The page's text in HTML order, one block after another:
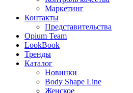
Маркетинг
Контакты
Представительства
Opium Team
LookBook
Тренды
Каталог
Новинки
Body Shape Line
Женское